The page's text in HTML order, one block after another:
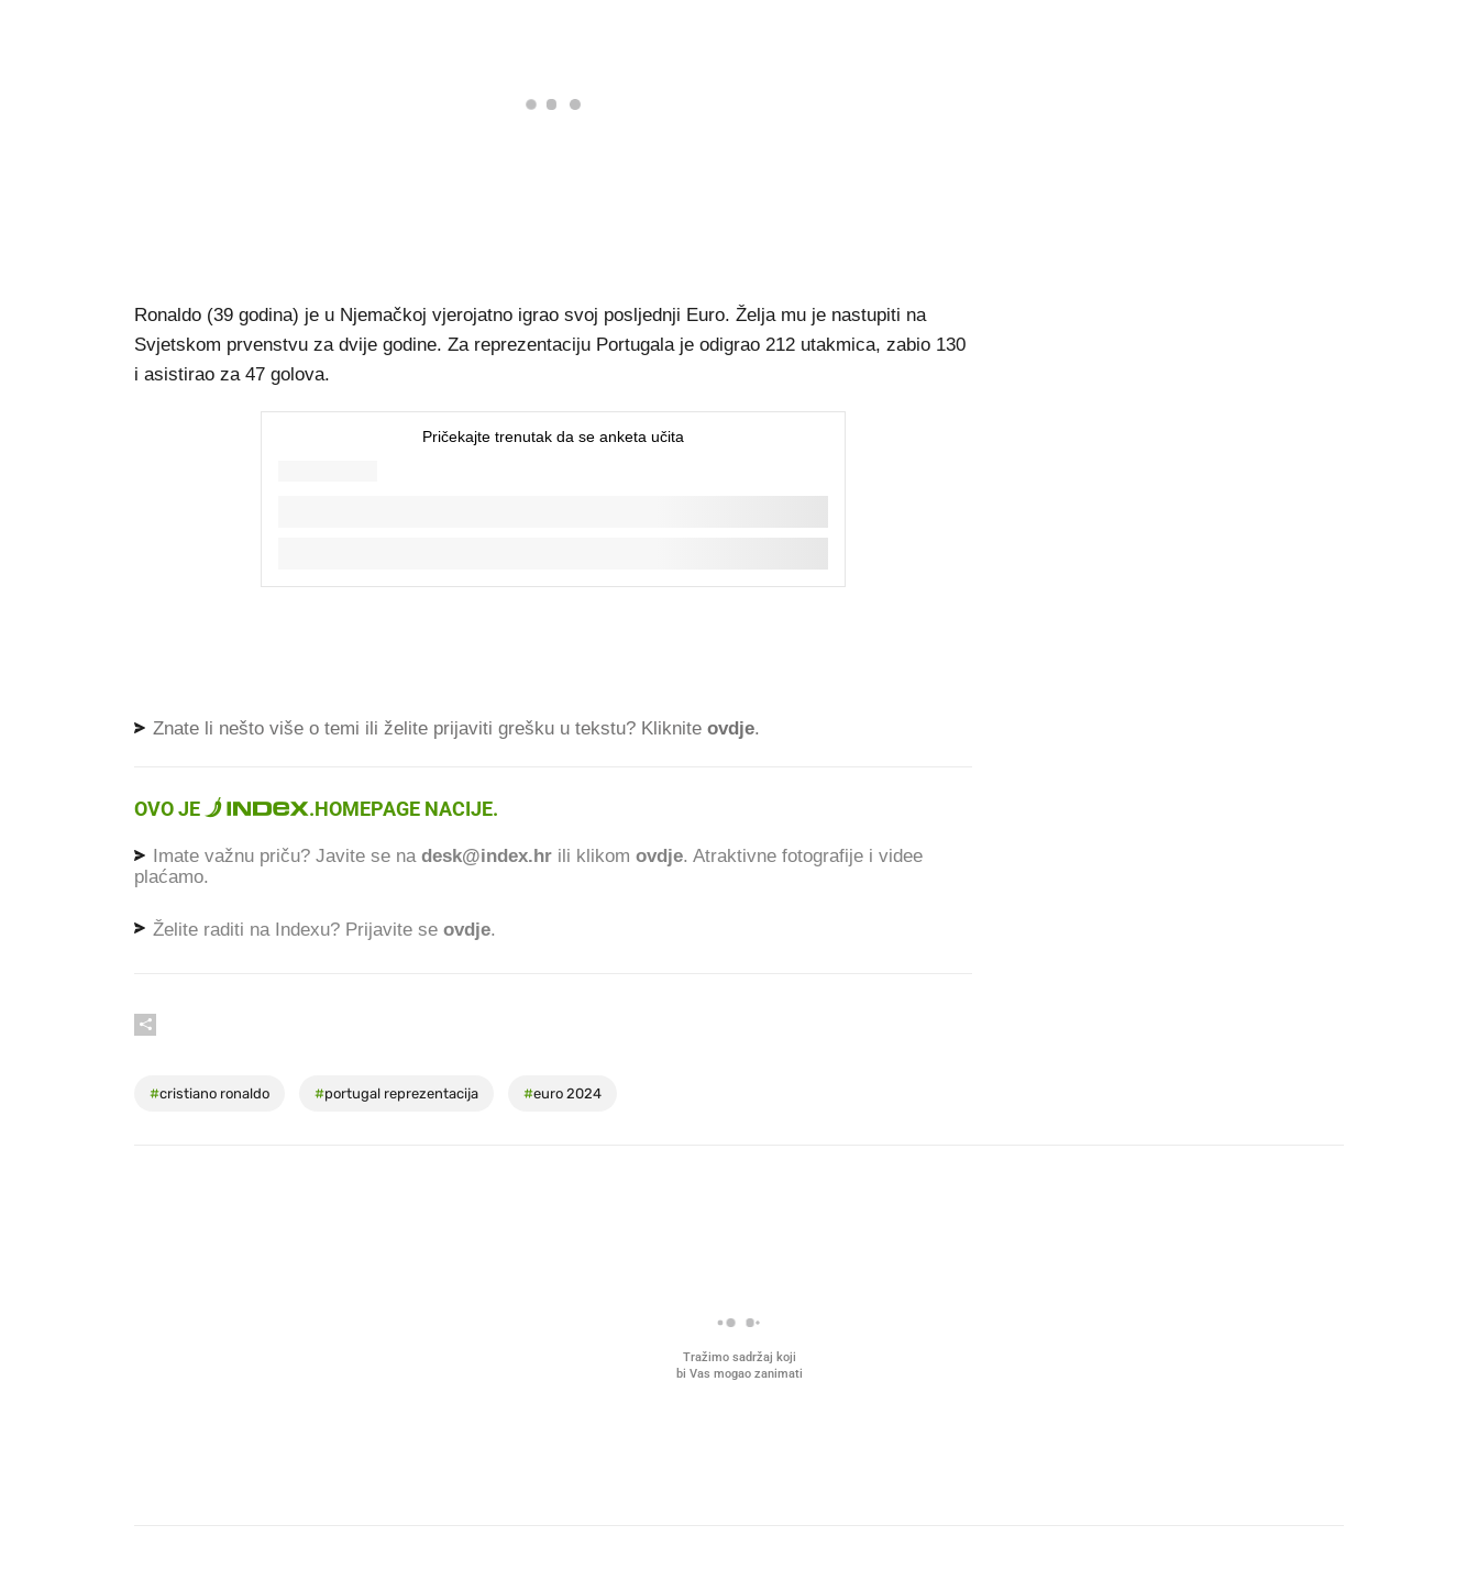
Ronaldo (39 godina) je u Njemačkoj vjerojatno igrao svoj posljednji Euro. Želja mu je nastupiti na
Svjetskom prvenstvu za dvije godine. Za reprezentaciju Portugala je odigrao 212 utakmica, zabio 130
i asistirao za 47 golova.
Znate li nešto više o temi ili želite prijaviti grešku u tekstu? Kliknite ovdje.
OVO JE .HOMEPAGE NACIJE.
Imate važnu priču? Javite se na desk@index.hr ili klikom ovdje. Atraktivne fotografije i videe
plaćamo.
Želite raditi na Indexu? Prijavite se ovdje.
#cristiano ronaldo #portugal reprezentacija #euro 2024
Tražimo sadržaj koji
bi Vas mogao zanimati